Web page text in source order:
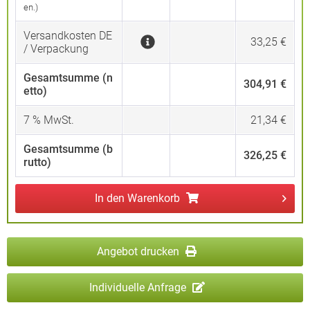
en.)
Versandkosten DE
/ Verpackung
33,25 €
Gesamtsumme (n
etto)
304,91 €
7 % MwSt. 21,34 €
Gesamtsumme (b
rutto)
326,25 €
In den Warenkorb
Angebot drucken
Individuelle Anfrage